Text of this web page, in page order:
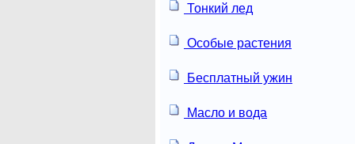
Тонкий лед
Особые растения
Бесплатный ужин
Масло и вода